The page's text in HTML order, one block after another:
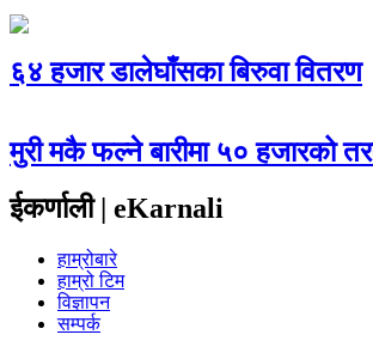
६४ हजार डालेघाँसका बिरुवा वितरण
मुरी मकै फल्ने बारीमा ५० हजारको
ईकर्णाली | eKarnali
हाम्रोबारे
हाम्रो टिम
विज्ञापन
सम्पर्क